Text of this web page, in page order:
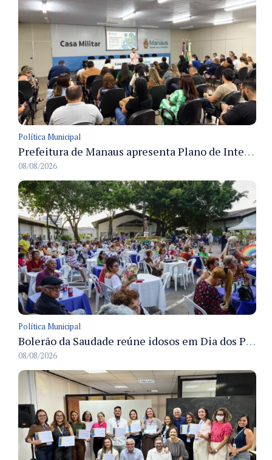
Política Municipal
Prefeitura de Manaus apresenta Plano de Integridade da CGM e qualifica servidores para governança e conformidade no biênio 2027-2028
08/08/2026
Política Municipal
Bolerão da Saudade reúne idosos em Dia dos Pais promovido pela Fundação Dr. Thomas em Manaus
08/08/2026